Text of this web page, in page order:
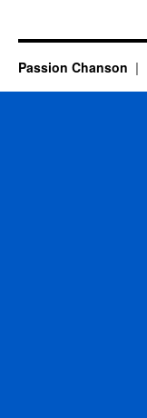
Passion Chanson